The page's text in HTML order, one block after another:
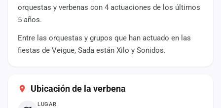
orquestas y verbenas con 4 actuaciones de los últimos
5 años.
Entre las orquestas y grupos que han actuado en las
fiestas de Veigue, Sada están Xilo y Sonidos.
Ubicación de la verbena
LUGAR
Anuncios
Iniciar
sesión
Administración